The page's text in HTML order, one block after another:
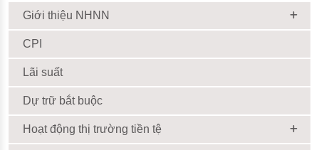
Giới thiệu NHNN
CPI
Lãi suất
Dự trữ bắt buộc
Hoạt động thị trường tiền tệ